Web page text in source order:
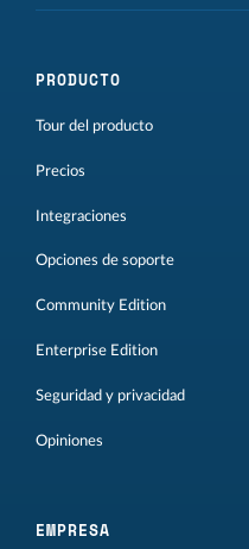
PRODUCTO
Tour del producto
Precios
Integraciones
Opciones de soporte
Community Edition
Enterprise Edition
Seguridad y privacidad
Opiniones
EMPRESA